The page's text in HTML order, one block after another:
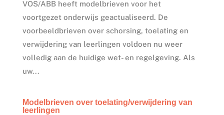
VOS/ABB heeft modelbrieven voor het
voortgezet onderwijs geactualiseerd. De
voorbeeldbrieven over schorsing, toelating en
verwijdering van leerlingen voldoen nu weer
volledig aan de huidige wet- en regelgeving. Als
uw...
Modelbrieven over toelating/verwijdering van
leerlingen